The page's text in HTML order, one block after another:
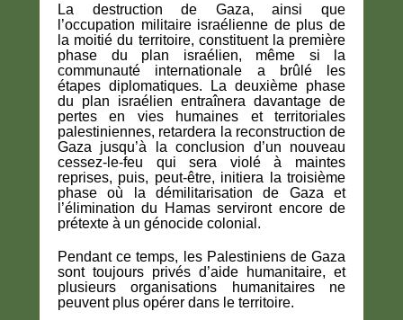
La destruction de Gaza, ainsi que
l’occupation militaire israélienne de plus de
la moitié du territoire, constituent la première
phase du plan israélien, même si la
communauté internationale a brûlé les
étapes diplomatiques. La deuxième phase
du plan israélien entraînera davantage de
pertes en vies humaines et territoriales
palestiniennes, retardera la reconstruction de
Gaza jusqu’à la conclusion d’un nouveau
cessez-le-feu qui sera violé à maintes
reprises, puis, peut-être, initiera la troisième
phase où la démilitarisation de Gaza et
l’élimination du Hamas serviront encore de
prétexte à un génocide colonial.
Pendant ce temps, les Palestiniens de Gaza
sont toujours privés d’aide humanitaire, et
plusieurs organisations humanitaires ne
peuvent plus opérer dans le territoire.